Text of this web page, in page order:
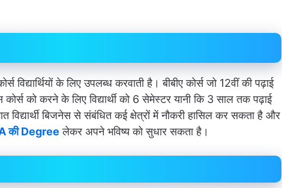
विद्यार्थियों के लिए उपलब्ध करवाती है। बीबीए कोर्स जो 12वीं की पढ़ाई
को करने के लिए विद्यार्थी को 6 सेमेस्टर यानी कि 3 साल तक पढ़ाई
विद्यार्थी बिजनेस से संबंधित कई क्षेत्रों में नौकरी हासिल कर सकता है और
की Degree लेकर अपने भविष्य को सुधार सकता है।